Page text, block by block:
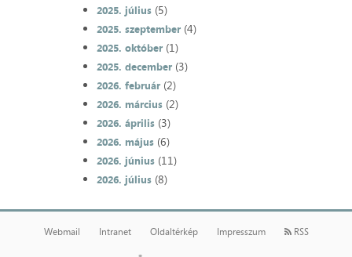
2025. július(5)
2025. szeptember(4)
2025. október(1)
2025. december(3)
2026. február(2)
2026. március(2)
2026. április(3)
2026. május(6)
2026. június(11)
2026. július(8)
Webmail Intranet Oldaltérkép Impresszum RSS